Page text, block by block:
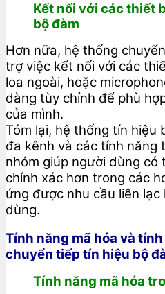
Kết nối với các thiết
bộ đàm
Hơn nữa, hệ thống
trợ việc kết nối với các
loa ngoài, hoặc
dàng tùy chỉnh để phù
của mình.
Tóm lại, hệ thống tín hiệu
đa kênh và các tính năng
nhóm giúp người dùng có
chính xác hơn trong các
ứng được nhu cầu liên
dùng.
Tính năng mã hóa và
chuyển tiếp tín hiệu bộ
Tính năng mã hóa